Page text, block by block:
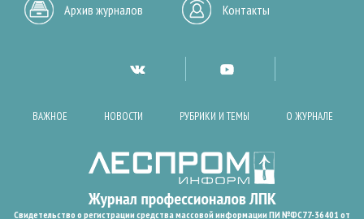
Архив журналов Контакты
ВАЖНОЕ НОВОСТИ РУБРИКИ И ТЕМЫ О ЖУРНАЛЕ
Свидетельство о регистрации средства массовой информации ПИ №ФС77-36401 от